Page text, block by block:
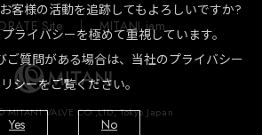
Site MITANI jam
VALVE CO.,LTD, Tokyo Japan
客様の活動を追跡してもよろしいですか?
ライバシーを極めて重視しています。
ご質問がある場合は、当社のプライバシー
シーをご覧ください。
Yes No